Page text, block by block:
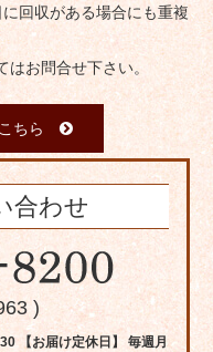
回収がある場合にも重複
お問合せ下さい。
ちら
合わせ
)
【お届け定休日】 毎週月